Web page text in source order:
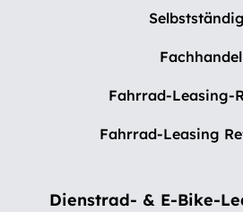
Fachhandel
Fahrrad-Leasing-
Fahrrad-Leasing
Dienstrad- & E-Bike-